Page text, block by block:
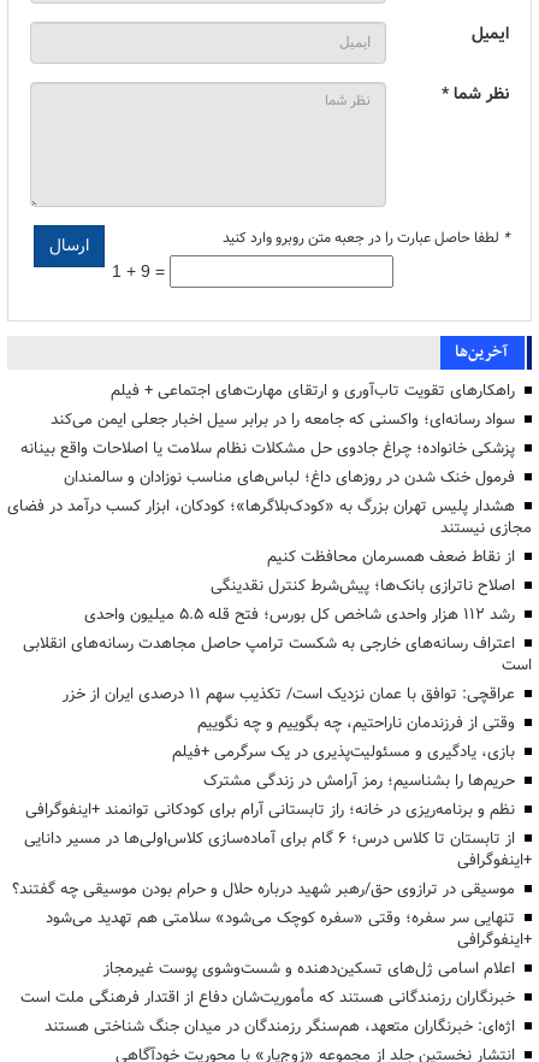
ایمیل
نظر شما *
* لطفا حاصل عبارت را در جعبه متن روبرو وارد کنید
1 + 9 =
آخرین‌ها
راهکارهای تقویت تاب‌آوری و ارتقای مهارت‌های اجتماعی + فیلم
سواد رسانه‌ای؛ واکسنی که جامعه را در برابر سیل اخبار جعلی ایمن می‌کند
پزشکی خانواده؛ چراغ جادوی حل مشکلات نظام سلامت یا اصلاحات واقع بینانه
فرمول خنک شدن در روزهای داغ؛ لباس‌های مناسب نوزادان و سالمندان
هشدار پلیس تهران بزرگ به «کودک‌بلاگرها»؛ کودکان، ابزار کسب درآمد در فضای
مجازی نیستند
از نقاط ضعف همسرمان محافظت کنیم
اصلاح ناترازی بانک‌ها؛ پیش‌شرط کنترل نقدینگی
رشد ۱۱۲ هزار واحدی شاخص کل بورس؛ فتح قله ۵.۵ میلیون واحدی
اعتراف رسانه‌های خارجی به شکست ترامپ حاصل مجاهدت رسانه‌های انقلابی
است
عراقچی: توافق با عمان نزدیک است/ تکذیب سهم ۱۱ درصدی ایران از خزر
وقتی از فرزندمان ناراحتیم، چه بگوییم و چه نگوییم
بازی، یادگیری و مسئولیت‌پذیری در یک سرگرمی +فیلم
حریم‌ها را بشناسیم؛ رمز آرامش در زندگی مشترک
نظم و برنامه‌ریزی در خانه؛ راز تابستانی آرام برای کودکانی توانمند +اینفوگرافی
از تابستان تا کلاس درس؛ ۶ گام برای آماده‌سازی کلاس‌اولی‌ها در مسیر دانایی
+اینفوگرافی
موسیقی در ترازوی حق/رهبر شهید درباره حلال و حرام بودن موسیقی چه گفتند؟
تنهایی سر سفره؛ وقتی «سفره کوچک می‌شود» سلامتی هم تهدید می‌شود
+اینفوگرافی
اعلام اسامی ژل‌های تسکین‌دهنده و شست‌وشوی پوست غیرمجاز
خبرنگاران رزمندگانی هستند که مأموریت‌شان دفاع از اقتدار فرهنگی ملت است
اژه‌ای: خبرنگاران متعهد، هم‌سنگر رزمندگان در میدان جنگ شناختی هستند
انتشار نخستین جلد از مجموعه «زوج‌یار» با محوریت خودآگاهی